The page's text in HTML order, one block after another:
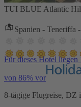
TUI BLUE Atlantic
Spanien - Teneriffa
Für dieses Hotel
von 86% vor
8-tägige Flugreise, DZ